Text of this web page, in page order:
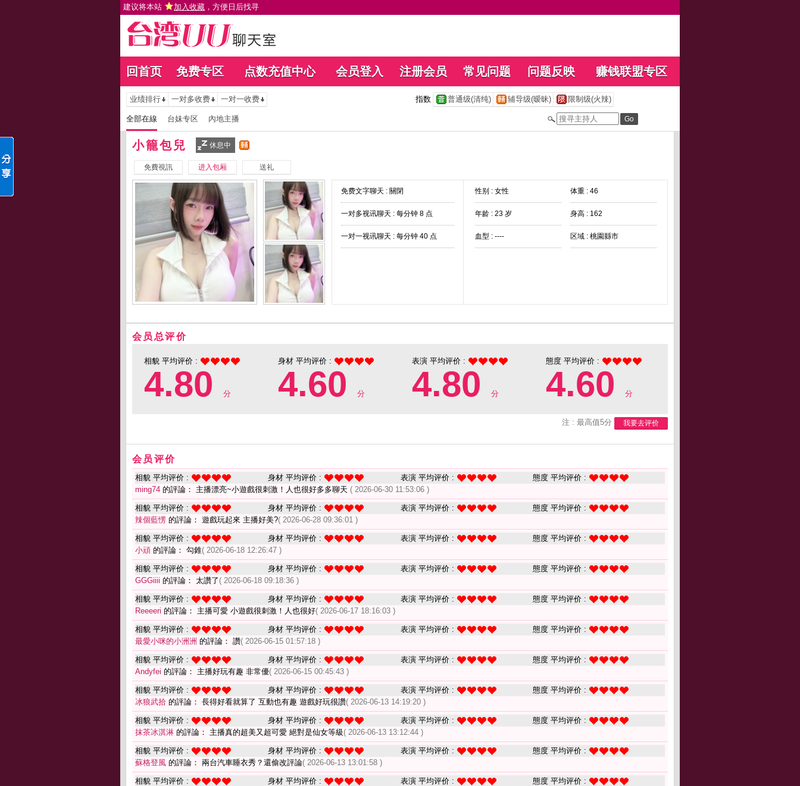
建议将本站 加入收藏 ，方便日后找寻
回首页 免费专区 点数充值中心 会员登入 注册会员 常见问题 问题反映 赚钱联盟专区
业绩排行 一对多收费 一对一收费 指数 普通级(清纯) 辅导级(暧昧) 限制级(火辣)
全部在線 台妹专区 內地主播
小籠包兒 休息中
免費視訊 进入包厢 送礼
免费文字聊天 : 關閉
一对多视讯聊天 : 每分钟 8 点
一对一视讯聊天 : 每分钟 40 点
性别 : 女性 体重 : 46
年龄 : 23 岁 身高 : 162
血型 : ---- 区域 : 桃園縣市
会员总评价
相貌 平均评价 :
4.80 分
身材 平均评价 :
4.60 分
表演 平均评价 :
4.80 分
態度 平均评价 :
4.60 分
注 : 最高值5分 我要去评价
会员评价
相貌 平均评价 : 身材 平均评价 : 表演 平均评价 :
態度 平均评价 :
ming74 的評論： 主播漂亮~小遊戲很刺激！人也很好多多聊天 ( 2026-06-30 11:53:06 )
相貌 平均评价 : 身材 平均评价 : 表演 平均评价 :
態度 平均评价 :
辣個藍愣 的評論： 遊戲玩起來 主播好美?( 2026-06-28 09:36:01 )
相貌 平均评价 : 身材 平均评价 : 表演 平均评价 :
態度 平均评价 :
小頑 的評論： 勾錐( 2026-06-18 12:26:47 )
相貌 平均评价 : 身材 平均评价 : 表演 平均评价 :
態度 平均评价 :
GGGiiii 的評論： 太讚了 ( 2026-06-18 09:18:36 )
相貌 平均评价 : 身材 平均评价 : 表演 平均评价 :
態度 平均评价 :
Reeeeri 的評論： 主播可愛 小遊戲很刺激！人也很好( 2026-06-17 18:16:03 )
相貌 平均评价 : 身材 平均评价 : 表演 平均评价 :
態度 平均评价 :
最愛小咪的小洲洲 的評論： 讚( 2026-06-15 01:57:18 )
相貌 平均评价 : 身材 平均评价 : 表演 平均评价 :
態度 平均评价 :
Andyfei 的評論： 主播好玩有趣 非常優( 2026-06-15 00:45:43 )
相貌 平均评价 : 身材 平均评价 : 表演 平均评价 :
態度 平均评价 :
冰狼武拾 的評論： 長得好看就算了 互動也有趣 遊戲好玩很讚( 2026-06-13 14:19:20 )
相貌 平均评价 : 身材 平均评价 : 表演 平均评价 :
態度 平均评价 :
抹茶冰淇淋 的評論： 主播真的超美又超可愛 絕對是仙女等級 ( 2026-06-13 13:12:44 )
相貌 平均评价 : 身材 平均评价 : 表演 平均评价 :
態度 平均评价 :
蘇格登風 的評論： 兩台汽車睡衣秀？還偷改評論( 2026-06-13 13:01:58 )
相貌 平均评价 : 身材 平均评价 : 表演 平均评价 :
態度 平均评价 :